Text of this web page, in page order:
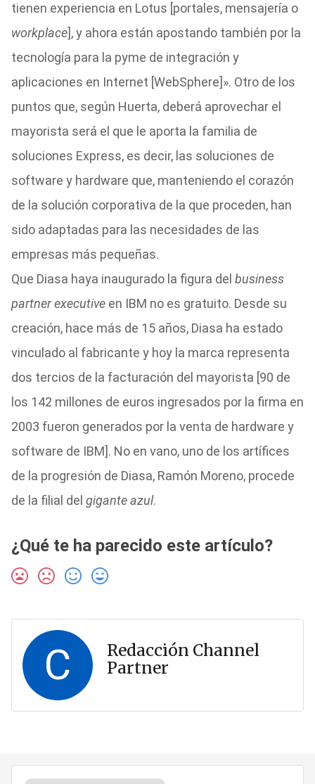
tienen experiencia en Lotus [portales, mensajería o
workplace], y ahora están apostando también por la
tecnología para la pyme de integración y
aplicaciones en Internet [WebSphere]». Otro de los
puntos que, según Huerta, deberá aprovechar el
mayorista será el que le aporta la familia de
soluciones Express, es decir, las soluciones de
software y hardware que, manteniendo el corazón
de la solución corporativa de la que proceden, han
sido adaptadas para las necesidades de las
empresas más pequeñas.
Que Diasa haya inaugurado la figura del business
partner executiveen IBM no es gratuito. Desde su
creación, hace más de 15 años, Diasa ha estado
vinculado al fabricante y hoy la marca representa
dos tercios de la facturación del mayorista [90 de
los 142 millones de euros ingresados por la firma en
2003 fueron generados por la venta de hardware y
software de IBM]. No en vano, uno de los artífices
de la progresión de Diasa, Ramón Moreno, procede
de la filial del gigante azul.
¿Qué te ha parecido este artículo?
C
Redacción Channel
Partner